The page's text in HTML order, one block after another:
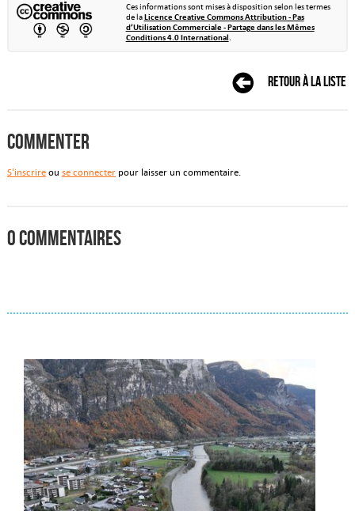
Ces informations sont mises à disposition selon les termes
de laLicence Creative Commons Attribution - Pas
d’Utilisation Commerciale - Partage dans les Mêmes
Conditions 4.0 International.
Retour à la liste
Commenter
S'inscrireou se connecterpour laisser un commentaire.
0 commentaires